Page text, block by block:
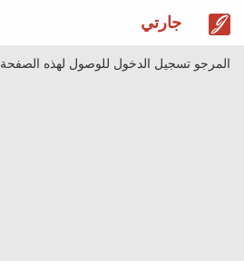
جارتي
المرجو تسجيل الدخول للوصول لهذه الصفحة